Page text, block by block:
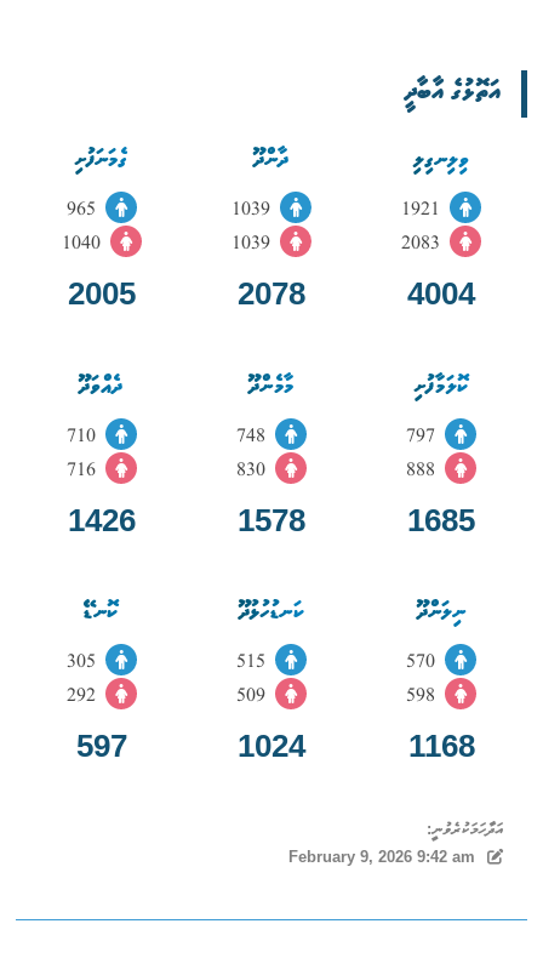
އަތޮޅުގެ އާބާދީ
ވިލިނގިލި
1921
2083
4004
ދާންދޫ
1039
1039
2078
ގެމަނަފުށި
1040
2005
ކޮލަމާފުށި
797
888
1685
މާމެންދޫ
748
830
1578
ދެއްވަދޫ
710
716
1426
ނިލަންދޫ
570
598
1168
ކަނޑުހުޅުދޫ
515
509
1024
ކޮނޑޭ
292
597
އަދާހަމަކުރެވުނީ:
February 9, 2026 9:42 am